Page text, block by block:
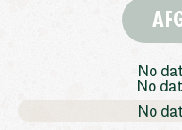
No
No
No